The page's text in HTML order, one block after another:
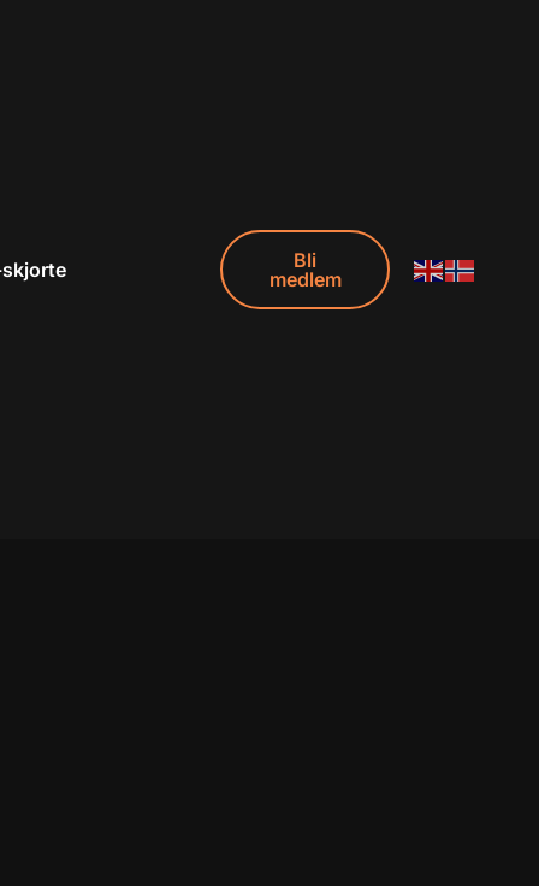
Bli
medlem